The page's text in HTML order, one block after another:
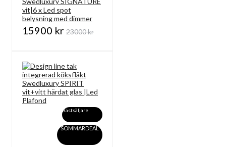
vit|6 x Led spot
belysning med dimmer
15900 kr 23000 kr
Bästsäljare
SOMMARDEAL